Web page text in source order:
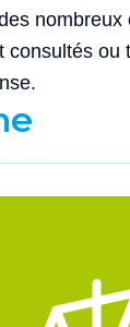
nombreux
consultés ou